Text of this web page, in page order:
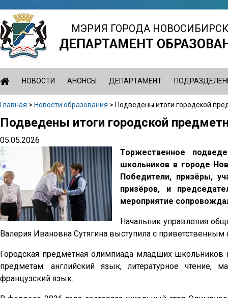
Jump
to
navigation
МЭРИЯ ГОРОДА
ДЕПАРТАМЕНТ
НОВОСТИ АНОНСЫ ДЕПАРТАМЕНТ
Вы
здесь
Главная > Новости образования > Подведены итоги городской
Back
top
Подведены итоги городской
05.05.2026
Торжественное
школьников в городе
Победители, призёры,
призёров, и
мероприятие
Начальник управления
Валерия Ивановна Сутягина выступила с
Городская предметная олимпиада младших
предметам: английский язык, литературное
французский язык.